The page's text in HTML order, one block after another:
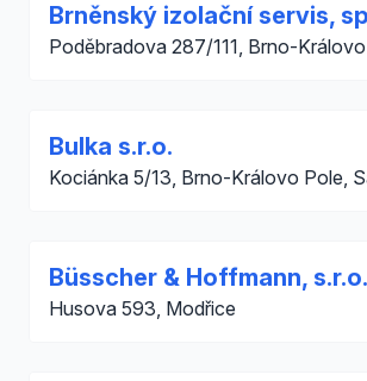
Brněnský izolační servis,
Poděbradova 287/111, Brno-
Bulka s.r.o.
Kociánka 5/13, Brno-Královo Pole,
Büsscher & Hoffmann, s.r.o.
Husova 593, Modřice